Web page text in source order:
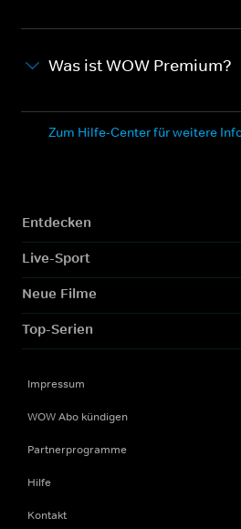
Was ist WOW Premium?
Zum Hilfe-Center für weitere
Entdecken
Live-Sport
Neue Filme
Top-Serien
Impressum
WOW Abo kündigen
Partnerprogramme
Hilfe
Kontakt